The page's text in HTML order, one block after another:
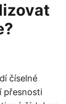
číselné
přesnosti